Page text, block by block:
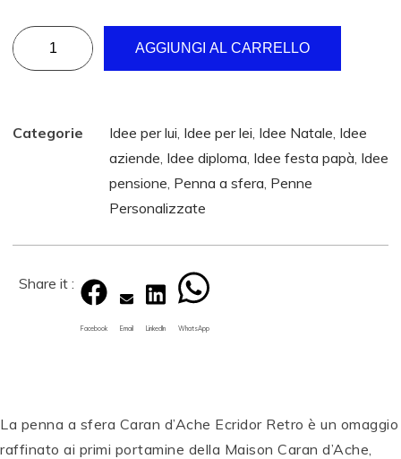
AGGIUNGI AL CARRELLO
Categorie Idee per lui, Idee per lei, Idee Natale, Idee
aziende, Idee diploma, Idee festa papà, Idee
pensione, Penna a sfera, Penne
Personalizzate
Share it :
Facebook Email LinkedIn WhatsApp
La penna a sfera Caran d’Ache Ecridor Retro è un omaggio
raffinato ai primi portamine della Maison Caran d’Ache,